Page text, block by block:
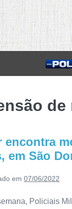
de
em São
em 07/06/2022
Policiais